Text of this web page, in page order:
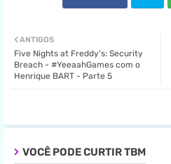
ter
ANTIGOS
Five Nights at Freddy's: Security
Breach - #YeeaahGames com o
Henrique BART - Parte 5
VOCÊ PODE CURTIR TBM